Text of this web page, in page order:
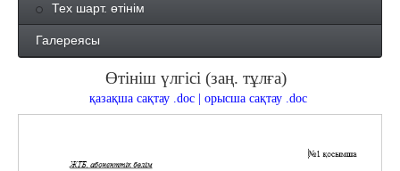
Тех шарт. өтінім
Галереясы
Өтініш үлгісі (заң. тұлға)
қазақша сақтау .doc орысша сақтау .doc